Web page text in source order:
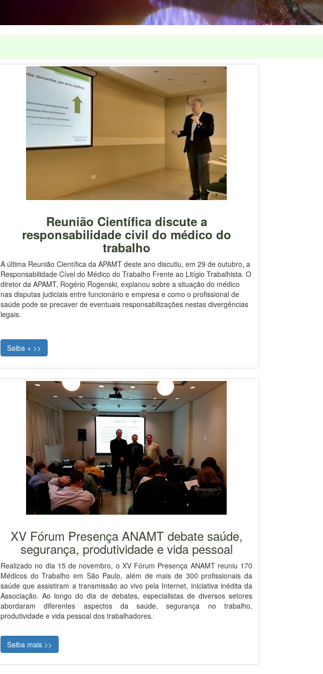
Reunião Científica discute a
responsabilidade civil do médico do
trabalho
A última Reunião Científica da APAMT deste ano discutiu, em 29 de outubro, a
Responsabilidade Cível do Médico do Trabalho Frente ao Litígio Trabalhista. O
diretor da APAMT, Rogério Rogenski, explanou sobre a situação do médico
nas disputas judiciais entre funcionário e empresa e como o profissional de
saúde pode se precaver de eventuais responsabilizações nestas divergências
legais.
Saiba + >>
XV Fórum Presença ANAMT debate saúde,
segurança, produtividade e vida pessoal
Realizado no dia 15 de novembro, o XV Fórum Presença ANAMT reuniu 170
Médicos do Trabalho em São Paulo, além de mais de 300 profissionais da
saúde que assistiram a transmissão ao vivo pela Internet, iniciativa inédita da
Associação. Ao longo do dia de debates, especialistas de diversos setores
abordaram diferentes aspectos da saúde, segurança no trabalho,
produtividade e vida pessoal dos trabalhadores.
Saiba mais >>